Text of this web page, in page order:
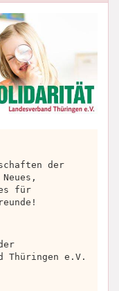
der
für
Thüringen e.V.